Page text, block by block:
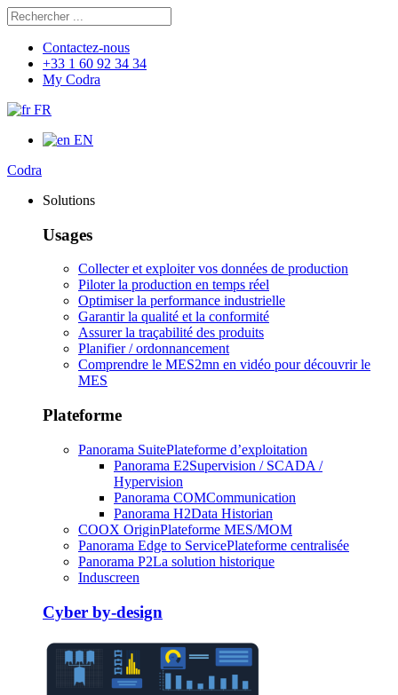
Rechercher
Contactez-nous
+33 1 60 92 34 34
My Codra
FR
EN
Codra
Solutions
Usages
Collecter et exploiter vos données de production
Piloter la production en temps réel
Optimiser la performance industrielle
Garantir la qualité et la conformité
Assurer la traçabilité des produits
Planifier / ordonnancement
Comprendre le MES2mn en vidéo pour découvrir le
MES
Plateforme
Panorama SuitePlateforme d’exploitation
Panorama E2Supervision / SCADA /
Hypervision
Panorama COMCommunication
Panorama H2Data Historian
COOX OriginPlateforme MES/MOM
Panorama Edge to ServicePlateforme centralisée
Panorama P2La solution historique
Induscreen
Cyber by-design